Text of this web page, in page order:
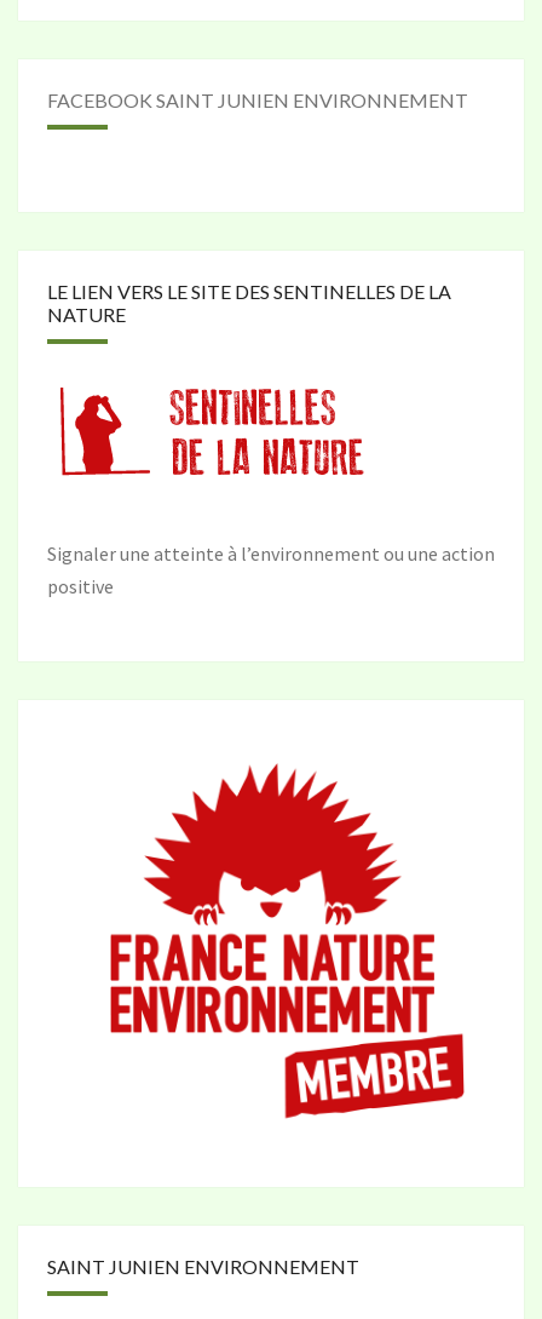
FACEBOOK SAINT JUNIEN ENVIRONNEMENT
LE LIEN VERS LE SITE DES SENTINELLES DE LA
NATURE
Signaler une atteinte à l’environnement ou une action
positive
SAINT JUNIEN ENVIRONNEMENT